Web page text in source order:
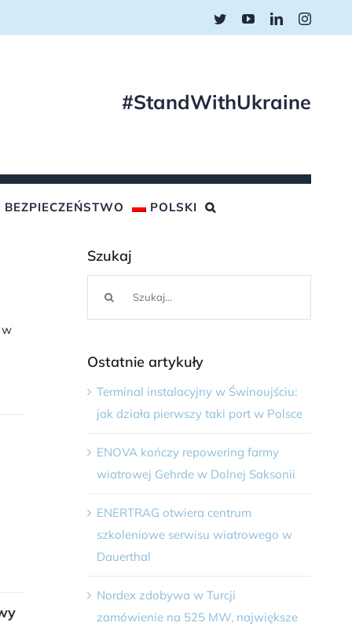
TwitterYouTubeLinkedIn
#StandWithUkraine
BEZPIECZEŃSTWO POLSKI
w
Szukaj
Ostatnie artykuły
Terminal instalacyjny w Świnoujściu:
jak działa pierwszy taki port w Polsce
ENOVA kończy repowering farmy
wiatrowej Gehrde w Dolnej Saksonii
ENERTRAG otwiera centrum
szkoleniowe serwisu wiatrowego w
Dauerthal
Nordex zdobywa w Turcji
zamówienie na 525 MW, największe